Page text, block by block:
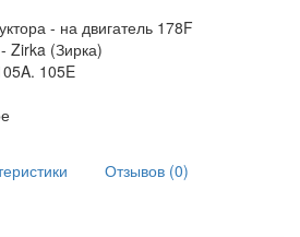
- на двигатель 178F
Zirka (Зирка)
105E
Отзывов (0)